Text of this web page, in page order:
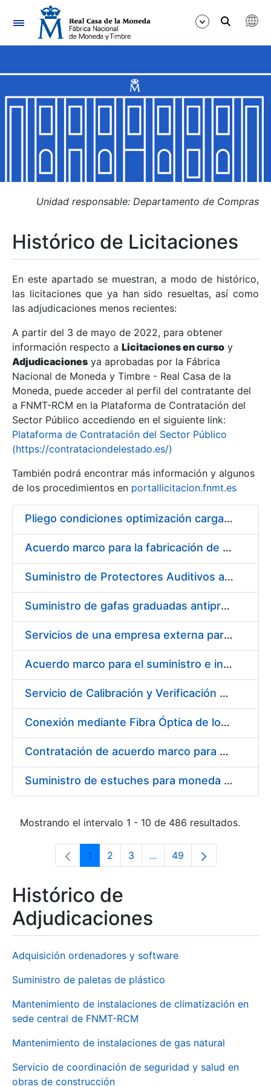
Navegación
Mostrar/Ocultar
Mostrar/Ocultar
Mostrar/Ocultar
Mostrar/Ocultar
Mostrar/Ocultar
Mostrar/Ocultar
Unidad responsable: Departamento de Compras
Histórico de Licitaciones
En este apartado se muestran, a modo de histórico,
las licitaciones que ya han sido resueltas, así como
las adjudicaciones menos recientes:
A partir del 3 de mayo de 2022, para obtener
información respecto a Licitaciones en curso y
Adjudicaciones ya aprobadas por la Fábrica
Nacional de Moneda y Timbre - Real Casa de la
Moneda, puede acceder al perfil del contratante del
a FNMT-RCM en la Plataforma de Contratación del
Sector Público accediendo en el siguiente link:
Plataforma de Contratación del Sector Público
(https://contrataciondelestado.es/)
También podrá encontrar más información y algunos
de los procedimientos en portallicitacion.fnmt.es
Pliego condiciones optimización cargas compras firmado
Acuerdo marco para la fabricación de piezas
Suministro de Protectores Auditivos a medida para las personas trabajadoras de los Centros de Trabajo de Madrid y Burgos
Suministro de gafas graduadas antiproyecciones para los trabajadores de la FNMT-RCM en los centros de trabajo de Madrid y Burgos
Servicios de una empresa externa para el asesoramiento y resolución de los recursos de alzada que se presentan relacionados con procesos de selección para la FNMT-RCM
Acuerdo marco para el suministro e instalación de persianas, estores y otros complementos
Servicio de Calibración y Verificación Externa de los Equipos de Medición del Servicio de Prevención de la FNMT-RCM
Conexión mediante Fibra Óptica de los Centros de Proceso de Datos (CPDs) de las sedes de la FNMT-RCM de Burgos y Madrid
Contratación de acuerdo marco para el Suministro de Material de Electricidad para la Fábrica Nacional de Moneda y Timbre-Real Casa de la Moneda en su centro de trabajo de Burgos
Suministro de estuches para moneda de 30 €
Mostrando el intervalo 1 - 10 de 486 resultados.
Página
1 Página
2 Página
3 ...Páginas intermedias Use
Página
49
Histórico de
Adjudicaciones
Adquisición ordenadores y software
Suministro de paletas de plástico
Mantenimiento de instalaciones de climatización en
sede central de FNMT-RCM
Mantenimiento de instalaciones de gas natural
Servicio de coordinación de seguridad y salud en
obras de construcción